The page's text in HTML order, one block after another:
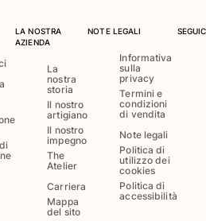
LA NOSTRA
AZIENDA
La
nostra
storia
Il nostro
artigiano
Il nostro
impegno
The
Atelier
Carriera
Mappa
del sito
NOTE LEGALI
Informativa
sulla
privacy
Termini e
condizioni
di vendita
Note legali
Politica di
utilizzo dei
cookies
Politica di
accessibilità